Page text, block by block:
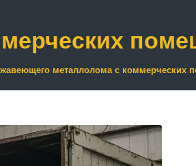
металлолома с коммерческих